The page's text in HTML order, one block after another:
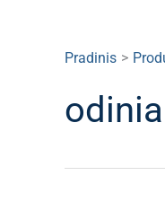
Pradinis